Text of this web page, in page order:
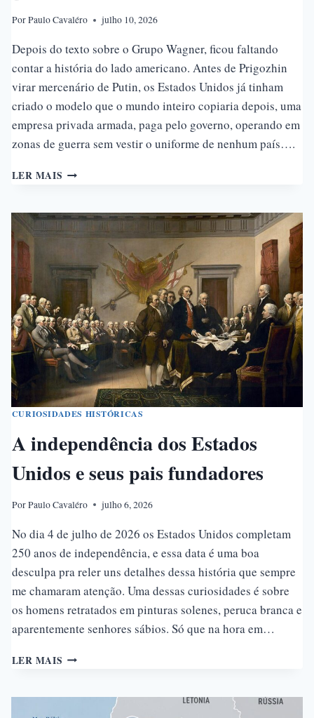
PorPaulo Cavaléro julho 10, 2026
Depois do texto sobre o Grupo Wagner, ficou faltando
contar a história do lado americano. Antes de Prigozhin
virar mercenário de Putin, os Estados Unidos já tinham
criado o modelo que o mundo inteiro copiaria depois, uma
empresa privada armada, paga pelo governo, operando em
zonas de guerra sem vestir o uniforme de nenhum país….
LER MAIS BLACKWATER
PRIVATIZAÇÃO
DA
AMERICANA
CURIOSIDADES HISTÓRICAS
A independência dos Estados
Unidos e seus pais fundadores
PorPaulo Cavaléro julho 6, 2026
No dia 4 de julho de 2026 os Estados Unidos completam
250 anos de independência, e essa data é uma boa
desculpa pra reler uns detalhes dessa história que sempre
me chamaram atenção. Uma dessas curiosidades é sobre
os homens retratados em pinturas solenes, peruca branca e
aparentemente senhores sábios. Só que na hora em…
LER MAIS A
ESTADOS